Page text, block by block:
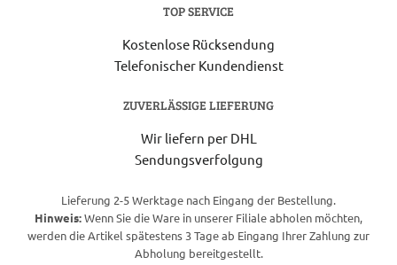
TOP SERVICE
Kostenlose Rücksendung
Telefonischer Kundendienst
ZUVERLÄSSIGE LIEFERUNG
Wir liefern per DHL
Sendungsverfolgung
Lieferung 2-5 Werktage nach Eingang der Bestellung.
Hinweis:Wenn Sie die Ware in unserer Filiale abholen möchten,
werden die Artikel spätestens 3 Tage ab Eingang Ihrer Zahlung zur
Abholung bereitgestellt.